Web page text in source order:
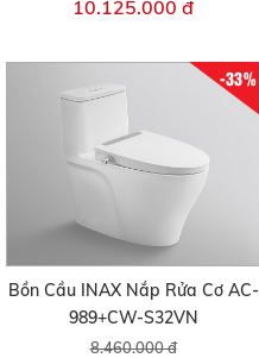
10.125.000 đ
-33%
Bồn Cầu INAX Nắp Rửa Cơ AC-
989+CW-S32VN
8.460.000 đ